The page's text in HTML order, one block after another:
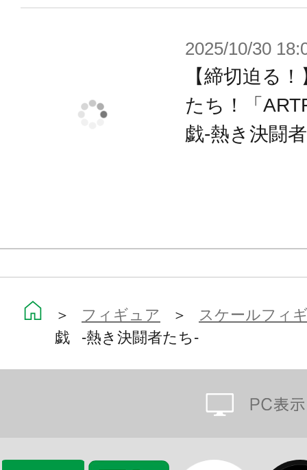
2025/10/30
【締切迫る
たち！「
戯-熱き決闘
＞ フィギュア ＞ スケールフィ
戯 -熱き決闘者たち-